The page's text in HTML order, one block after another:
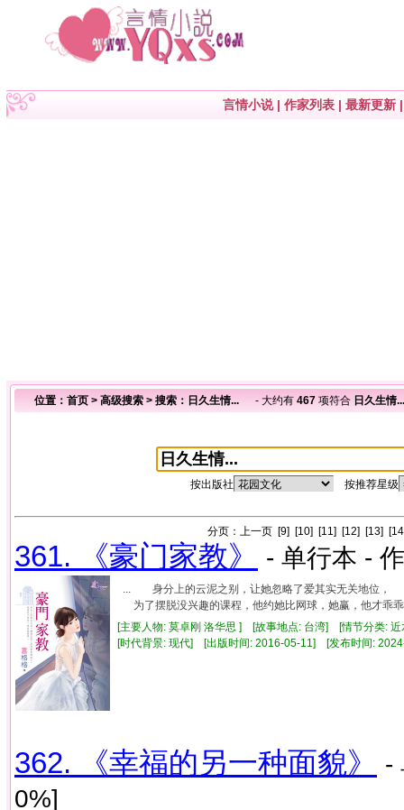
言情小说| 作家列表 | 最新更新
位置： 首页 > 高级搜索 > 搜索：日久生情... - 大约有 467 项符合 日久生情...
按出版社 按推荐星级
分页： 上一页 [9] [10] [11] [12] [13]
361. 《豪门家教》 - 单行本 -
... 身分上的云泥之别，让她忽略了爱其实无关地位
为了摆脱没兴趣的课程，他约她比网球，她赢，他才
[主要人物: 莫卓刚 洛华思 ] [故事地点: 台湾] [情节分类: 近
[时代背景: 现代] [出版时间: 2016-05-11] [发布时间:
362. 《幸福的另一种面貌》
-
0%]